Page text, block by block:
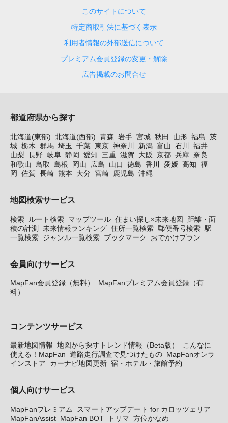
このサイトについて
特定商取引法に基づく表示
利用者情報の外部送信について
プレミアム会員登録の変更・解除
広告掲載のお問合せ
都道府県から探す
北海道(東部) 北海道(西部) 青森 岩手 宮城 秋田 山形 福島 茨
城 栃木 群馬 埼玉 千葉 東京 神奈川 新潟 富山 石川
福井
山梨 長野 岐阜 静岡 愛知 三重 滋賀 大阪 京都 兵庫 奈良
和歌山
鳥取 島根 岡山 広島 山口 徳島 香川 愛媛 高知 福
岡
佐賀 長崎 熊本 大分 宮崎 鹿児島 沖縄
地図検索サービス
検索 ルート検索 マップツール 住まい探し×未来地図
距離・面
積の計測 未来情報ランキング 住所一覧検索 郵便番号検索 駅
一覧検索 ジャンル一覧検索 ブックマーク おでかけプラン
会員向けサービス
MapFan会員登録（無料）
MapFanプレミアム会員登録（有
料）
コンテンツサービス
最新地図情報 地図から探すトレンド情報（Beta版）
こんなに
使える！MapFan 道路走行調査で見つけたもの MapFanオンラ
インストア
カーナビ地図更新 宿・ホテル・旅館予約
個人向けサービス
MapFanプレミアム
スマートアップデート for カロッツェリア
MapFanAssist MapFan BOT トリマ 方位かなめ